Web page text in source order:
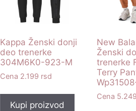
Kappa Ženski donji
deo trenerke
304M6K0-923-M
2.199 rsd
Kupi proizvod
New
Ženski
trenerke
Terry
5.249